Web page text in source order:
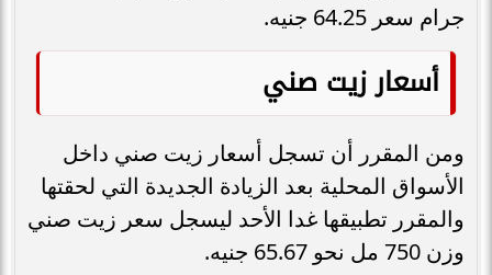
جرام سعر 64.25 جنيه.
أسعار زيت صني
ومن المقرر أن تسجل أسعار زيت صني داخل
الأسواق المحلية بعد الزيادة الجديدة التي لحقتها
والمقرر تطبيقها غدا الأحد ليسجل سعر زيت صني
وزن 750 مل نحو 65.67 جنيه.